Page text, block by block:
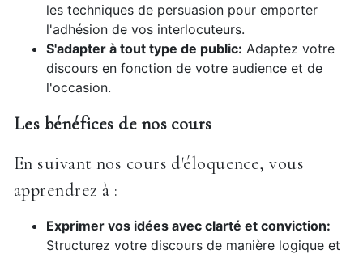
les techniques de persuasion pour emporter
l'adhésion de vos interlocuteurs.
S'adapter à tout type de public: Adaptez votre
discours en fonction de votre audience et de
l'occasion.
Les bénéfices de nos cours
En suivant nos cours d'éloquence, vous
apprendrez à :
Exprimer vos idées avec clarté et conviction:
Structurez votre discours de manière logique et